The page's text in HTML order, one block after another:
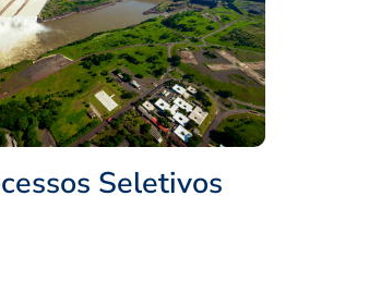
Seletivos